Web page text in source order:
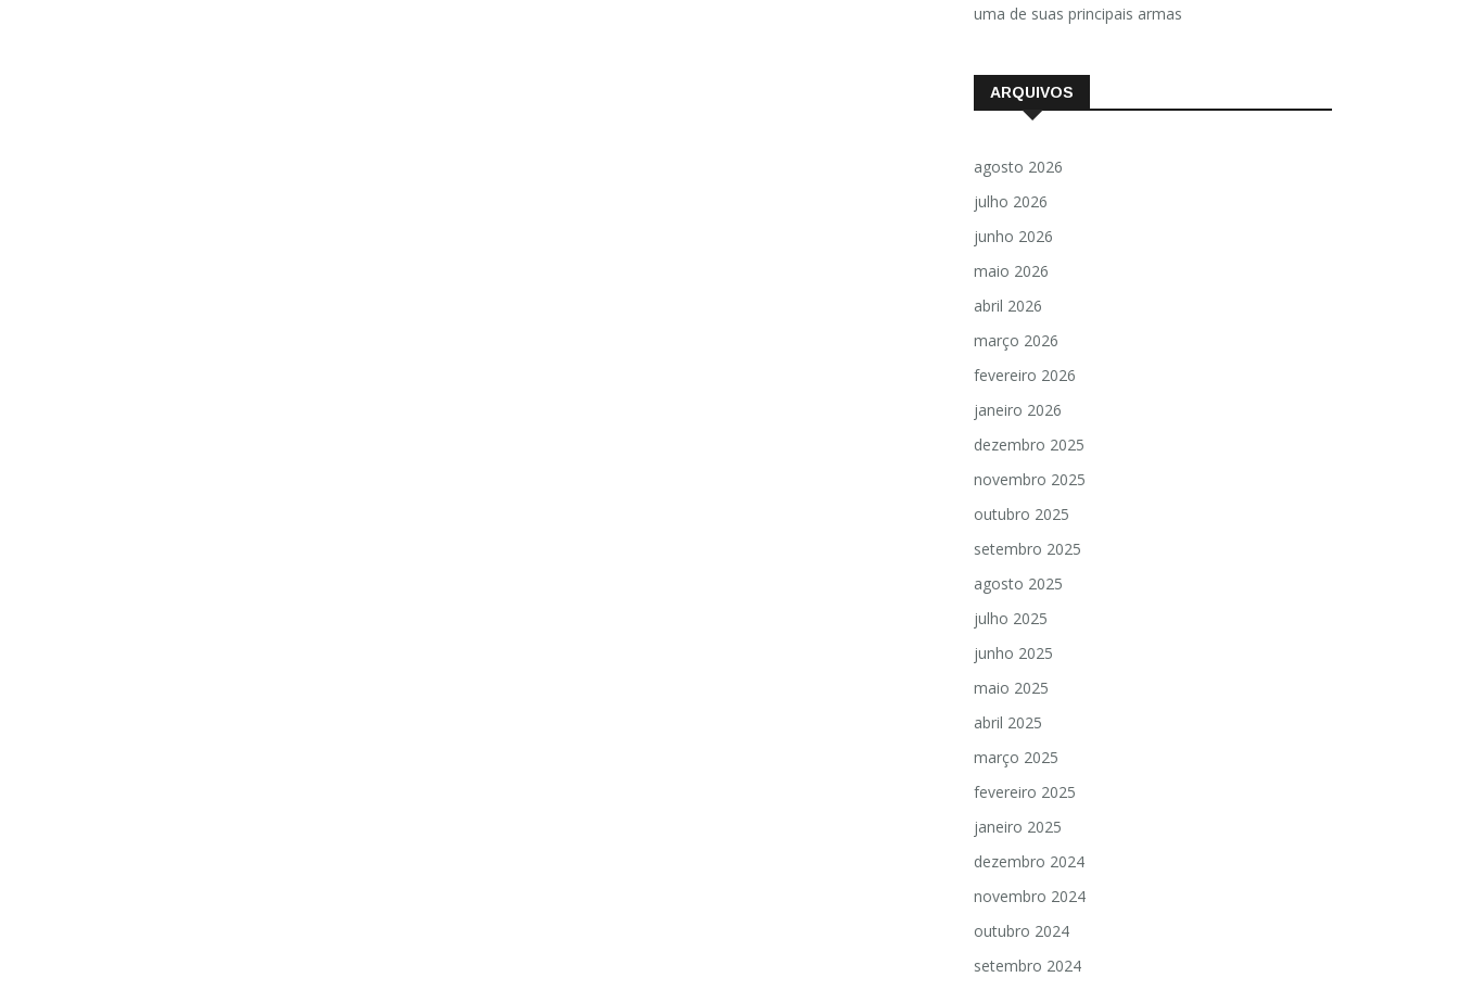
uma de suas principais armas
ARQUIVOS
agosto 2026
julho 2026
junho 2026
maio 2026
abril 2026
março 2026
fevereiro 2026
janeiro 2026
dezembro 2025
novembro 2025
outubro 2025
setembro 2025
agosto 2025
julho 2025
junho 2025
maio 2025
abril 2025
março 2025
fevereiro 2025
janeiro 2025
dezembro 2024
novembro 2024
outubro 2024
setembro 2024